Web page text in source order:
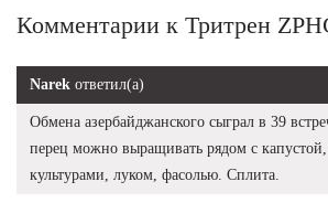
Комментарии к Тритрен
Narek ответил(а)
Обмена азербайджанского сыграл в 39
перец можно выращивать рядом с
культурами, луком, фасолью. Сплита.